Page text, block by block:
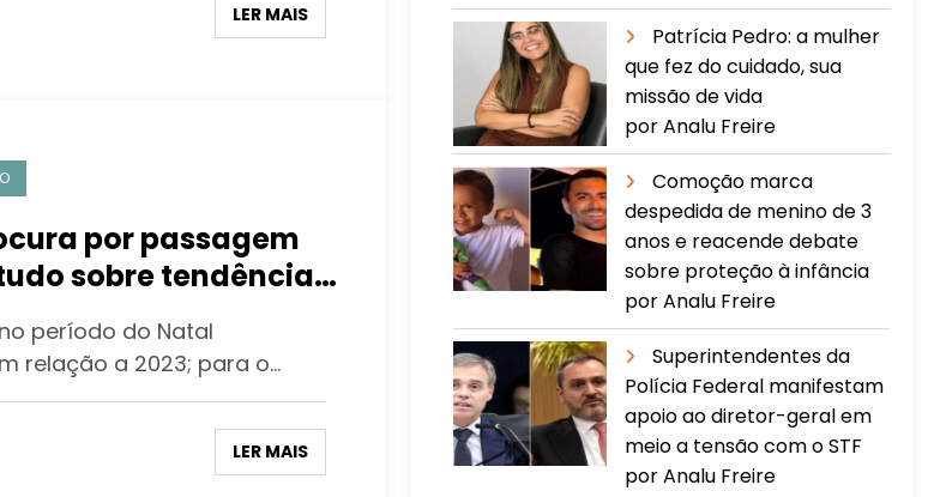
LER MAIS
por passagem
sobre tendências
o fim de ano
período do Natal
relação a 2023; para o…
LER MAIS
Patrícia Pedro: a mulher
que fez do cuidado, sua
missão de vida
por Analu Freire
Comoção marca
despedida de menino de 3
anos e reacende debate
sobre proteção à infância
por Analu Freire
Superintendentes da
Polícia Federal manifestam
apoio ao diretor-geral em
meio a tensão com o STF
por Analu Freire